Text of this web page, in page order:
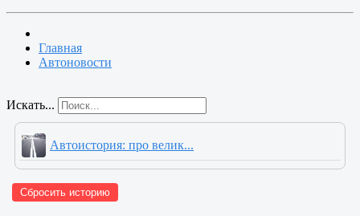
Главная
Автоновости
Искать...
Автоистория: про велик...
Сбросить историю